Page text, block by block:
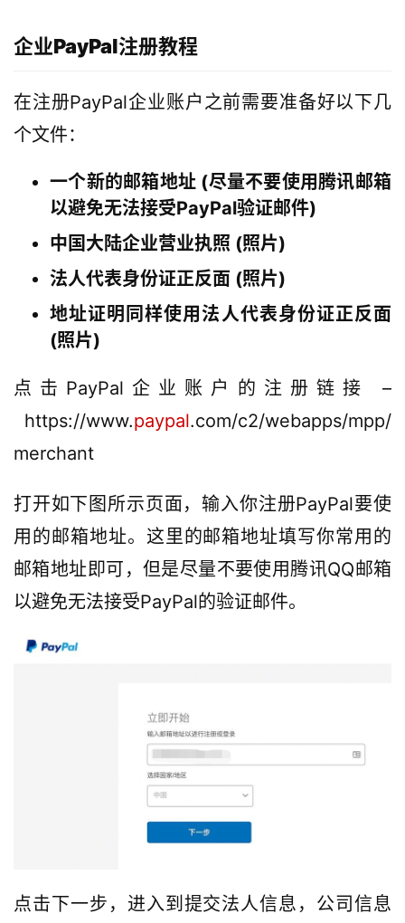
企业PayPal注册教程
在注册PayPal企业账户之前需要准备好以下几
个文件：
一个新的邮箱地址 (尽量不要使用腾讯邮箱
以避免无法接受PayPal验证邮件)
中国大陆企业营业执照 (照片)
法人代表身份证正反面 (照片)
地址证明同样使用法人代表身份证正反面
(照片)
点击PayPal企业账户的注册链接 –
https://www.paypal.com/c2/webapps/mpp/
merchant
打开如下图所示页面，输入你注册PayPal要使
用的邮箱地址。这里的邮箱地址填写你常用的
邮箱地址即可，但是尽量不要使用腾讯QQ邮箱
以避免无法接受PayPal的验证邮件。
点击下一步，进入到提交法人信息，公司信息